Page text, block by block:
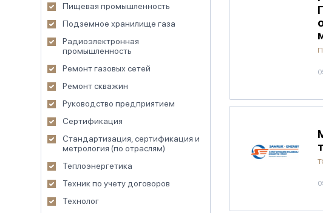
Пищевая промышленность
Подземное хранилище газа
Радиоэлектронная
промышленность
Ремонт газовых сетей
Ремонт скважин
Руководство предприятием
Сертификация
Стандартизация, сертификация и
метрология (по отраслям)
Теплоэнергетика
Техник по учету договоров
Технолог